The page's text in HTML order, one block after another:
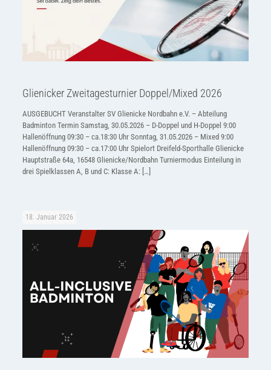
Glienicker Zweitagesturnier Doppel/Mixed 2026
AUSGEBUCHT Veranstalter SV Glienicke Nordbahn e.V. – Abteilung
Badminton Termin Samstag, 30.05.2026 – D-Doppel und H-Doppel 9:00
Hallenöffnung 09:30 – ca.18:30 Uhr Sonntag, 31.05.2026 – Mixed 9:00
Hallenöffnung 09:30 – ca.17:00 Uhr Spielort Dreifeld-Sporthalle Glienicke
Hauptstraße 64a, 16548 Glienicke/Nordbahn Turniermodus Einteilung in
drei Spielklassen A, B und C: Klasse A:[…]
18. Januar 2026